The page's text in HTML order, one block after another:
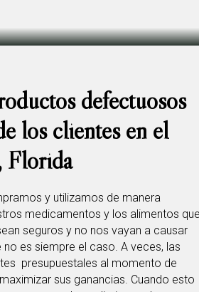
defectuosos
los clientes en el
Florida
y utilizamos de manera
medicamentos y los alimentos que
seguros y no nos vayan a causar
es siempre el caso. A veces, las
presupuestales al momento de
sus ganancias. Cuando esto